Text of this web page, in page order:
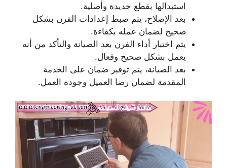
استبدالها بقطع جديدة وأصلية.
بعد الإصلاح، يتم ضبط إعدادات الفرن بشكل
صحيح لضمان عمله بكفاءة.
يتم اختبار أداء الفرن بعد الصيانة والتأكد من أنه
يعمل بشكل صحيح وفعال.
بعد الصيانة، يتم توفير ضمان على الخدمة
المقدمة لضمان رضا العميل وجودة العمل.